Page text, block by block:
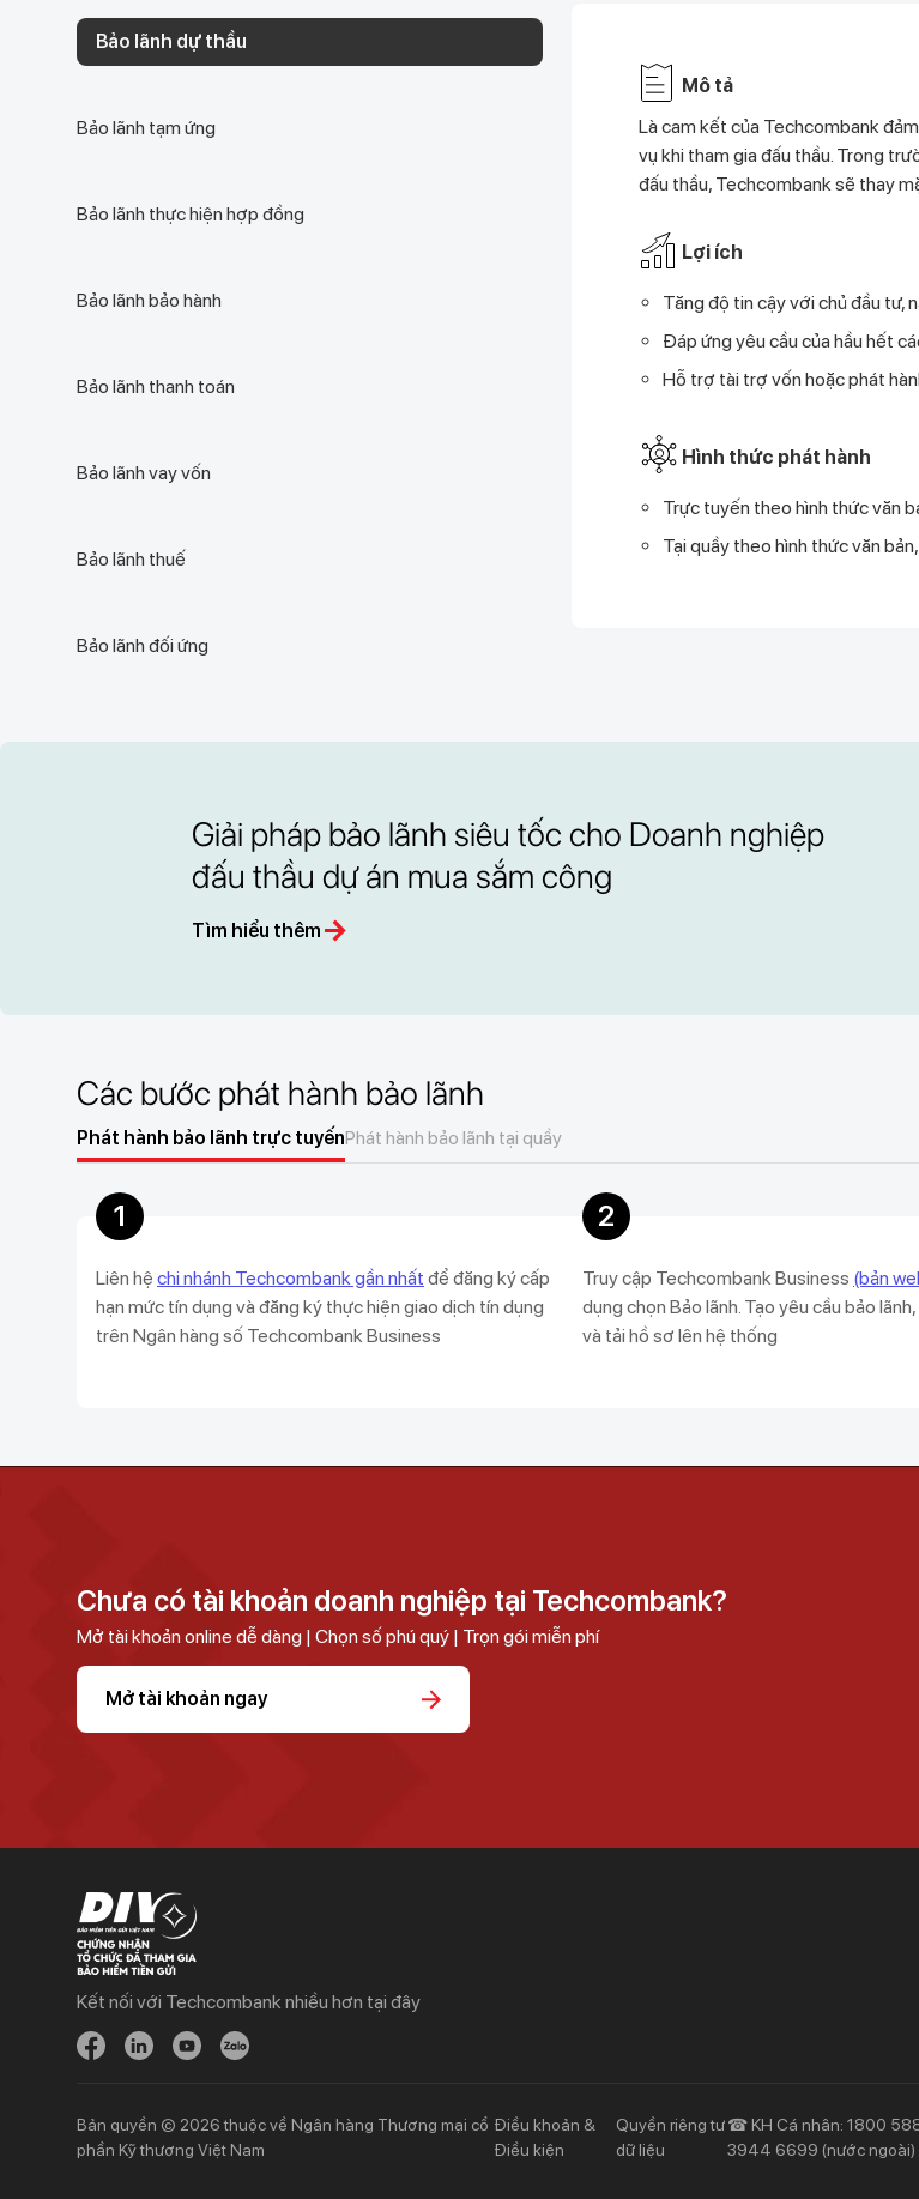
Bảo lãnh dự thầu
Bảo lãnh tạm ứng
Bảo lãnh thực hiện hợp đồng
Bảo lãnh bảo hành
Bảo lãnh thanh toán
Bảo lãnh vay vốn
Bảo lãnh thuế
Bảo lãnh đối ứng
Mô tả
Là cam kết của Techcombank
vụ khi tham gia đấu thầu. Trong
đấu thầu, Techcombank sẽ thay
Lợi ích
Tăng độ tin cậy với chủ đầu tư,
Đáp ứng yêu cầu của hầu hết
Hỗ trợ tài trợ vốn hoặc phát
Hình thức phát hành
Trực tuyến theo hình thức văn
Tại quầy theo hình thức văn
Giải pháp bảo lãnh siêu tốc cho Doanh nghiệp
đấu thầu dự án mua sắm công
Tìm hiểu thêm arrow_forward
Các bước phát hành bảo lãnh
Phát hành bảo lãnh trực tuyếnPhát hành bảo lãnh tại quầy
1
Liên hệ chi nhánh Techcombank gần nhất để đăng ký cấp
hạn mức tín dụng và đăng ký thực hiện giao dịch tín dụng
trên Ngân hàng số Techcombank Business
2
Truy cập Techcombank Business (bản
dụng chọn Bảo lãnh. Tạo yêu cầu bảo
và tải hồ sơ lên hệ thống
Chưa có tài khoản doanh nghiệp tại Techcombank?
Mở tài khoản online dễ dàng | Chọn số phú quý | Trọn gói miễn phí
Mở tài khoản ngay
Khách hàng cá nhân
Chi tiêu
Vay
Đầu tư
Khách hàng doanh
Sự kiện
Thông tin
Kết nối với Techcombank nhiều hơn tại đây
Bản quyền © 2026 thuộc về Ngân hàng Thương mại cổ
phần Kỹ thương Việt Nam
Điều khoản &
Điều kiện
Quyền riêng tư
dữ liệu
☎ KH Cá nhân: 1800
3944 6699 (nước ngoài)